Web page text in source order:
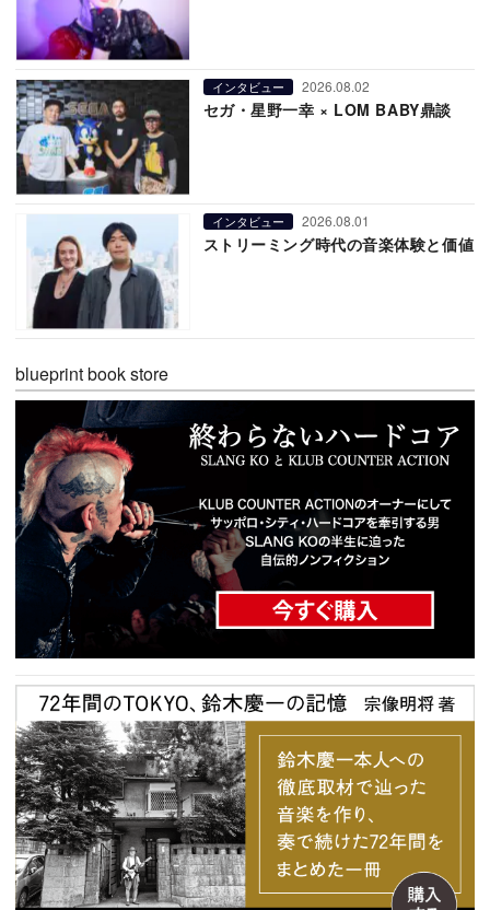
インタビュー 2026.08.02
セガ・星野一幸 × LOM BABY鼎談
インタビュー 2026.08.01
ストリーミング時代の音楽体験と価値
blueprint book store